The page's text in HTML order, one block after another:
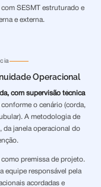
SESMT estruturado e
e externa.
Operacional
com supervisão técnica
conforme o cenário (corda,
A metodologia de
da janela operacional do
premissa de projeto.
equipe responsável pela
acordadas e